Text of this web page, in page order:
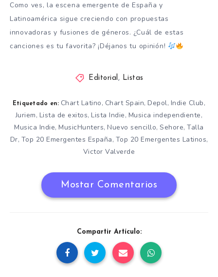
Como ves, la escena emergente de España y
Latinoamérica sigue creciendo con propuestas
innovadoras y fusiones de géneros. ¿Cuál de estas
canciones es tu favorita? ¡Déjanos tu opinión!
Editorial , Listas
Etiquetado en: Chart Latino, Chart Spain,Depol, Indie Club,
Juriem, Lista de exitos,Lista Indie, Musica independiente,
Musica Indie,MusicHunters,Nuevo sencillo,Sehore,Talla
Dr, Top 20 Emergentes España, Top 20 Emergentes Latinos,
Victor Valverde
Mostar Comentarios
Compartir Artículo: